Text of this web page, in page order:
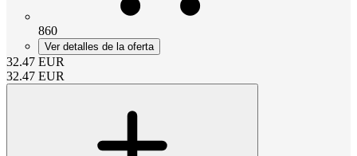
860
Ver detalles de la oferta
32.47 EUR
32.47 EUR